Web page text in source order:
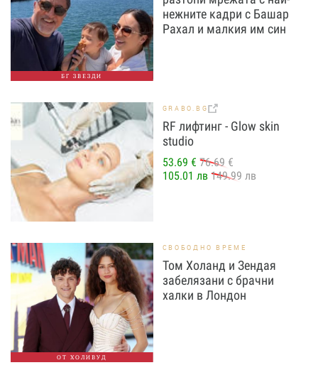
БГ ЗВЕЗДИ
нежните кадри с Башар
Рахал и малкия им син
GRABO.BG
RF лифтинг - Glow skin
studio
53.69 € 76.69 €
105.01 лв 149.99 лв
ОТ ХОЛИВУД
СВОБОДНО ВРЕМЕ
Том Холанд и Зендая
забелязани с брачни
халки в Лондон